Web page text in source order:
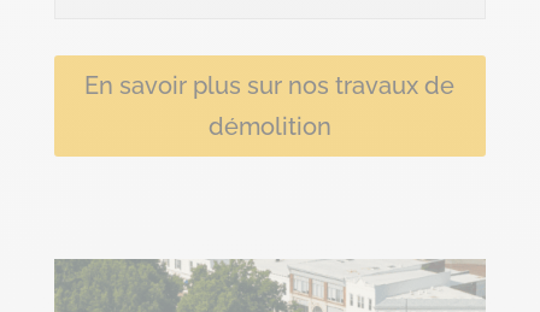
En savoir plus sur nos travaux de
démolition